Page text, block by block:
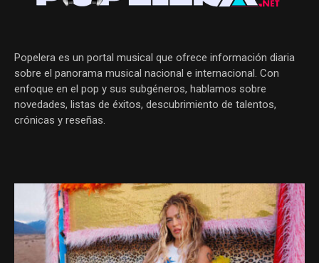
Popelera es un portal musical que ofrece información diaria
sobre el panorama musical nacional e internacional. Con
enfoque en el pop y sus subgéneros, hablamos sobre
novedades, listas de éxitos, descubrimiento de talentos,
crónicas y reseñas.